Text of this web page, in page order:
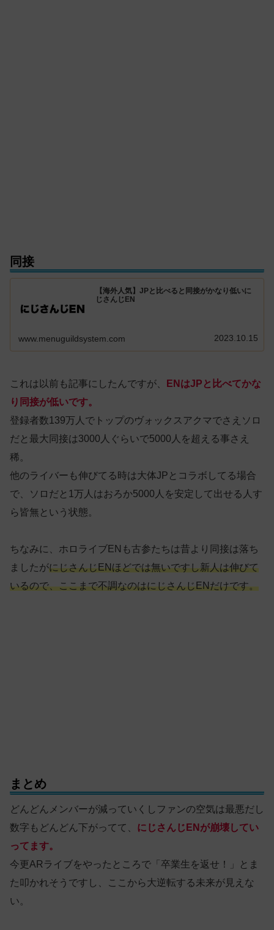
同接
【海外人気】JPと比べると同接がかなり低いに
じさんじEN
www.menuguildsystem.com 2023.10.15
これは以前も記事にしたんですが、
ENはJPと比べてかな
り同接が低いです。
登録者数139万人でトップのヴォックスアクマでさえソロ
だと最大同接は3000人ぐらいで5000人を超える事さえ
稀。
他のライバーも伸びてる時は大体JPとコラボしてる場合
で、ソロだと1万人はおろか5000人を安定して出せる人す
ら皆無という状態。
ちなみに、ホロライブENも古参たちは昔より同接は落ち
ましたがにじさんじENほどでは無いですし新人は伸びて
いるので、ここまで不調なのはにじさんじENだけです。
まとめ
どんどんメンバーが減っていくしファンの空気は最悪だし
数字もどんどん下がってて、 にじさんじENが崩壊してい
ってます。
今更ARライブをやったところで「卒業生を返せ！」とま
た叩かれそうですし、ここから大逆転する未来が見えな
い。